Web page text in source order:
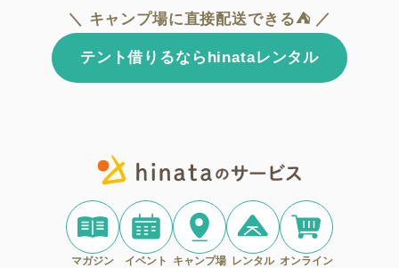
＼ キャンプ場に直接配送できる⛺ ／
テント借りるならhinataレンタル
マガジン イベント
キャンプ場 レンタル オンライン